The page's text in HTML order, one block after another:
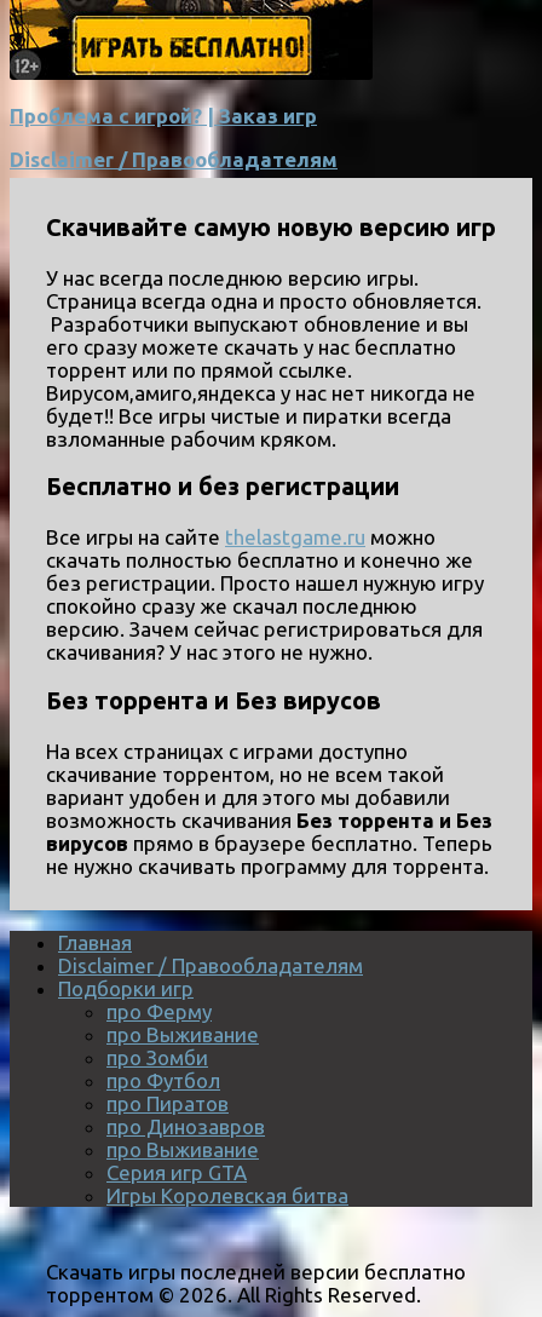
Проблема с игрой? | Заказ игр
Disclaimer / Правообладателям
Скачивайте самую новую версию игр
У нас всегда последнюю версию игры.
Страница всегда одна и просто обновляется.
Разработчики выпускают обновление и вы
его сразу можете скачать у нас бесплатно
торрент или по прямой ссылке.
Вирусом,амиго,яндекса у нас нет никогда не
будет!! Все игры чистые и пиратки всегда
взломанные рабочим кряком.
Бесплатно и без регистрации
Все игры на сайте thelastgame.ru можно
скачать полностью бесплатно и конечно же
без регистрации. Просто нашел нужную игру
спокойно сразу же скачал последнюю
версию. Зачем сейчас регистрироваться для
скачивания? У нас этого не нужно.
Без торрента и Без вирусов
На всех страницах с играми доступно
скачивание торрентом, но не всем такой
вариант удобен и для этого мы добавили
возможность скачивания Без торрента и Без
вирусов прямо в браузере бесплатно. Теперь
не нужно скачивать программу для торрента.
Главная
Disclaimer / Правообладателям
Подборки игр
про Ферму
про Выживание
про Зомби
про Футбол
про Пиратов
про Динозавров
про Выживание
Серия игр GTA
Игры Королевская битва
Скачать игры последней версии бесплатно
торрентом © 2026. All Rights Reserved.